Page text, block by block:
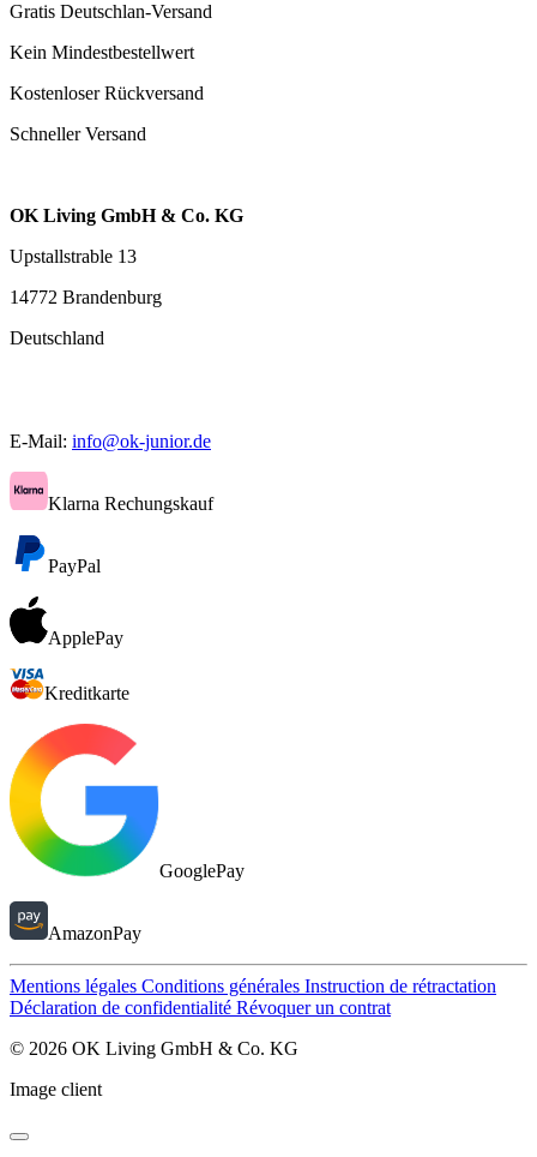
Gratis Deutschlan-Versand
Kein Mindestbestellwert
Kostenloser Rückversand
Schneller Versand
OK Living GmbH & Co. KG
Upstallstrable 13
14772 Brandenburg
Deutschland
E-Mail: info@ok-junior.de
Klarna Rechungskauf
PayPal
ApplePay
Kreditkarte
GooglePay
AmazonPay
Mentions légales Conditions générales Instruction de rétractation
Déclaration de confidentialité Révoquer un contrat
© 2026 OK Living GmbH & Co. KG
Image client